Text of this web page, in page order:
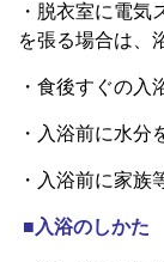
・脱衣室に電
を張る場合は、
・食後すぐの入
・入浴前に水分
・入浴前に家族
■入浴のしかた